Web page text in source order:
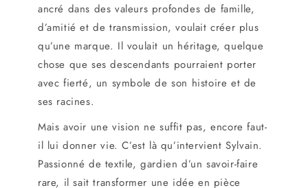
ancré dans des valeurs profondes de famille,
d’amitié et de transmission, voulait créer plus
qu’une marque. Il voulait un héritage, quelque
chose que ses descendants pourraient porter
avec fierté, un symbole de son histoire et de
ses racines.
Mais avoir une vision ne suffit pas, encore faut-
il lui donner vie. C’est là qu’intervient Sylvain.
Passionné de textile, gardien d’un savoir-faire
rare, il sait transformer une idée en pièce